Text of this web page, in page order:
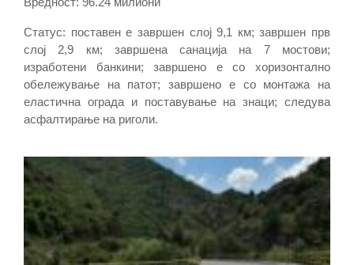
Статус: поставен е завршен слој 9,1 км; завршен прв
слој 2,9 км; завршена санација на 7 мостови;
изработени банкини; завршено е со хоризонтално
обележување на патот; завршено е со монтажа на
еластична ограда и поставување на знаци; следува
асфалтирање на риголи.